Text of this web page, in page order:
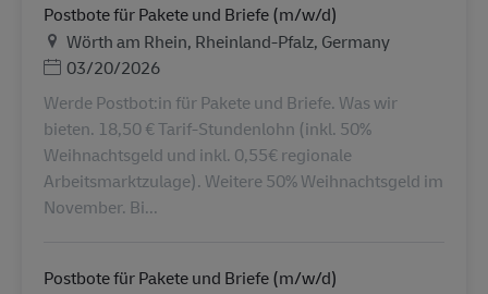
Postbote für Pakete und Briefe (m/w/d)
Τοποθεσία
Wörth am Rhein, Rheinland-Pfalz, Germany
Ημερομηνία Ανάρτησης
03/20/2026
Werde Postbot:in für Pakete und Briefe. Was wir
bieten. 18,50 € Tarif-Stundenlohn (inkl. 50%
Weihnachtsgeld und inkl. 0,55€ regionale
Arbeitsmarktzulage). Weitere 50% Weihnachtsgeld im
November. Bi...
Postbote für Pakete und Briefe (m/w/d)